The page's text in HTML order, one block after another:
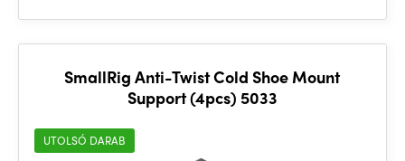
SmallRig Anti-Twist Cold Shoe Mount
Support (4pcs) 5033
UTOLSÓ DARAB